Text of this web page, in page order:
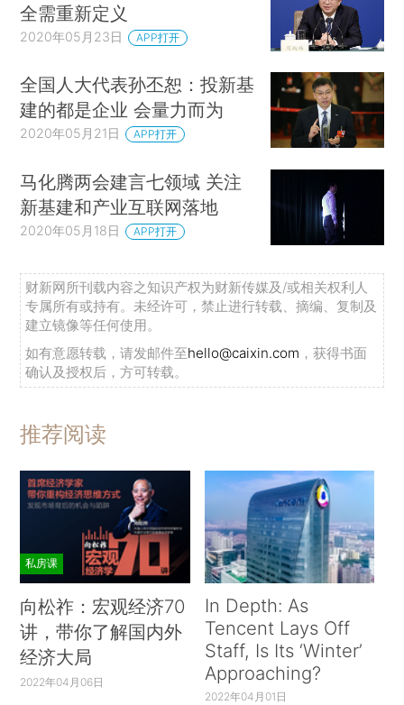
全需重新定义
2020年05月23日 APP打开
全国人大代表孙丕恕：投新基
建的都是企业 会量力而为
2020年05月21日 APP打开
马化腾两会建言七领域 关注
新基建和产业互联网落地
2020年05月18日 APP打开
财新网所刊载内容之知识产权为财新传媒及/或相关权利人
专属所有或持有。未经许可，禁止进行转载、摘编、复制及
建立镜像等任何使用。
如有意愿转载，请发邮件至hello@caixin.com ，获得书面
确认及授权后，方可转载。
推荐阅读
私房课
向松祚：宏观经济70
讲，带你了解国内外
经济大局
2022年04月06日
In Depth: As
Tencent Lays Off
Staff, Is Its ‘Winter’
Approaching?
2022年04月01日